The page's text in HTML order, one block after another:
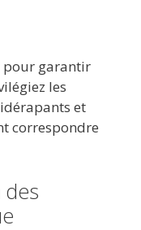
pour garantir
les
et
correspondre